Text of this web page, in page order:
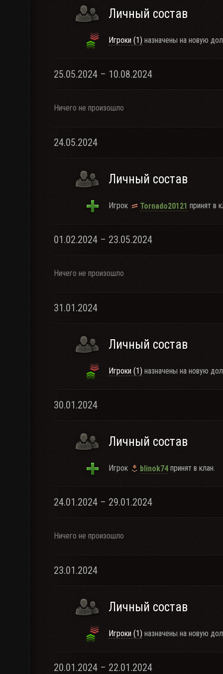
Личный состав
Игроки (1) назначены на новую
25.05.2024 – 10.08.2024
Ничего не произошло
24.05.2024
Личный состав
Игрок Tornado20121 принят в
01.02.2024 – 23.05.2024
Ничего не произошло
31.01.2024
Личный состав
Игроки (1) назначены на новую
30.01.2024
Личный состав
Игрок blinok74 принят в клан.
24.01.2024 – 29.01.2024
Ничего не произошло
23.01.2024
Личный состав
Игроки (1) назначены на новую
20.01.2024 – 22.01.2024